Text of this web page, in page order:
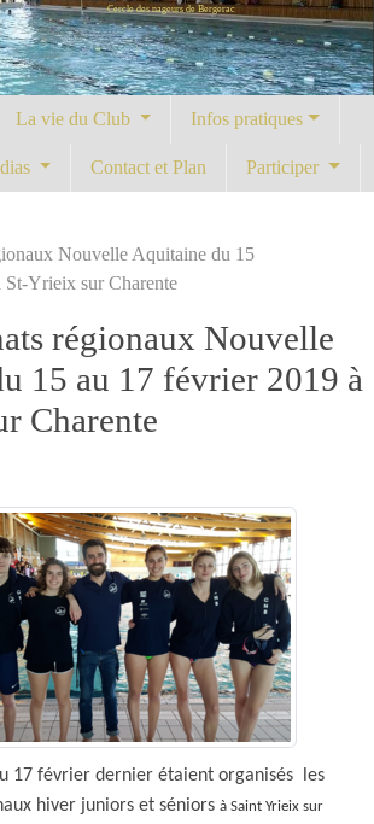
Cercle des nageurs de Bergerac
La vie du Club Infos pratiques
Contact et Plan Participer
Nouvelle Aquitaine du 15
St-Yrieix sur Charente
régionaux Nouvelle
15 au 17 février 2019 à
Charente
17 février dernier étaient organisés les
hiver juniors et séniors à Saint Yrieix sur
cookies